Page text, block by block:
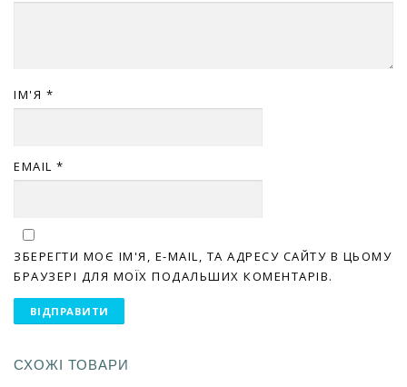
ІМ'Я *
EMAIL *
ЗБЕРЕГТИ МОЄ ІМ'Я, E-MAIL, ТА АДРЕСУ САЙТУ В ЦЬОМУ
БРАУЗЕРІ ДЛЯ МОЇХ ПОДАЛЬШИХ КОМЕНТАРІВ.
СХОЖІ ТОВАРИ